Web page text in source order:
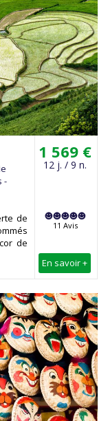
1 569 €
12 j. / 9 n.
11 Avis
En savoir +
-
de
de